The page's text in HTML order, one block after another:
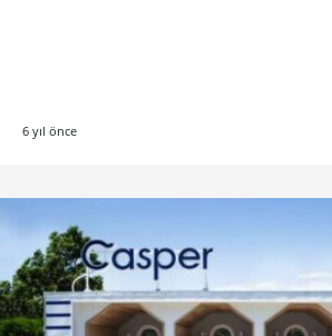
6 yıl önce